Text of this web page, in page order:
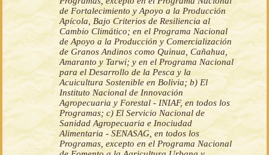
de Fortalecimiento y Apoyo a la Producción
Apícola, Bajo Criterios de Resiliencia al
Cambio Climático; en el Programa Nacional
de Apoyo a la Producción y Comercialización
de Granos Andinos como Quinua, Cañahua,
Amaranto y Tarwi; y en el Programa Nacional
para el Desarrollo de la Pesca y la
Acuicultura Sostenible en Bolivia; b) El
Instituto Nacional de Innovación
Agropecuaria y Forestal - INIAF, en todos los
Programas; c) El Servicio Nacional de
Sanidad Agropecuaria e Inociudad
Alimentaria - SENASAG, en todos los
Programas, excepto en el Programa Nacional